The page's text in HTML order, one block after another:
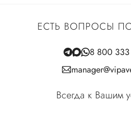
ЕСТЬ ВОПРОСЫ
8 800
Всегда к Вашим